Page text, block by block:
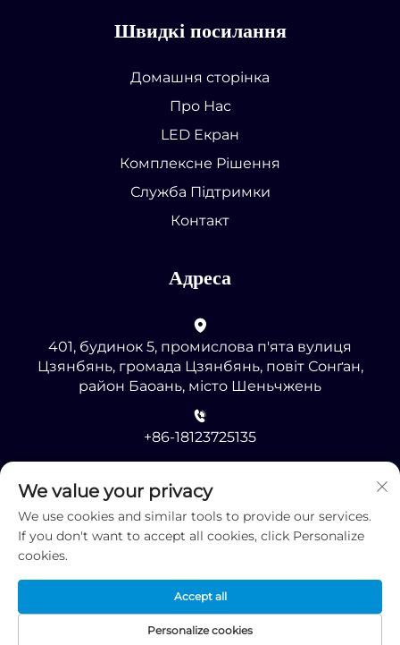
Швидкі посилання
Домашня сторінка
Про Нас
LED Екран
Комплексне Рішення
Служба Підтримки
Контакт
Адреса
401, будинок 5, промислова п'ята вулиця
Цзянбянь, громада Цзянбянь, повіт Сонґан,
район Баоань, місто Шеньчжень
+86-18123725135
[email protected]
Авторське право © 2025, Shenzhen RMG
Optoelectronics Co., Ltd. - Політика конфіденційності
We value your privacy
We use cookies and similar tools to provide our services.
If you don't want to accept all cookies, click Personalize
cookies.
Personalize cookies
Accept all